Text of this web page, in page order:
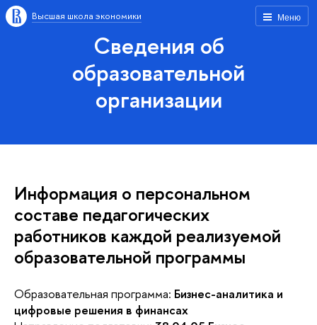
Меню
Высшая школа экономики
Сведения об
образовательной
организации
Информация о персональном
составе педагогических
работников каждой реализуемой
образовательной программы
Образовательная программа: Бизнес-аналитика и
цифровые решения в финансах